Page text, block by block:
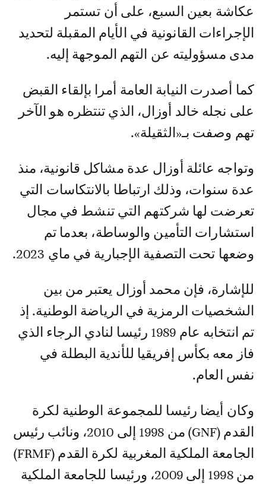
عكاشة بعين السبع، على أن تستمر
الإجراءات القانونية في الأيام المقبلة لتحديد
مدى مسؤوليته عن التهم الموجهة إليه.
كما أصدرت النيابة العامة أمرا بإلقاء القبض
على نجله خالد أوزال، الذي تنتظره هو الآخر
تهم وصفت بـ«الثقيلة».
وتواجه عائلة أوزال عدة مشاكل قانونية، منذ
عدة سنوات، وذلك ارتباطا بالانتكاسات التي
تعرضت لها شركتهم التي تنشط في مجال
استشارات التأمين والوساطة، بعدما تم
وضعها تحت التصفية الإجبارية في ماي 2023.
للإشارة، فإن محمد أوزال يعتبر من بين
الشخصيات الرمزية في الرياضة الوطنية. إذ
تم انتخابه عام 1989 رئيسا لنادي الرجاء الذي
فاز معه بكأس إفريقيا للأندية البطلة في
نفس العام.
وكان أيضا رئيسا للمجموعة الوطنية لكرة
القدم (GNF) من 1998 إلى 2010، ونائب رئيس
الجامعة الملكية المغربية لكرة القدم (FRMF)
من 1998 إلى 2009، ورئيسا للجامعة الملكية